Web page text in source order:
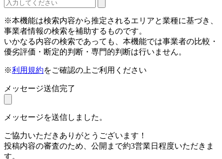
※本機能は検索内容から推定されるエリアと業種に基づき、
事業者情報の検索を補助するものです。
いかなる内容の検索であっても、本機能では事業者の比較・
優劣評価・断定的判断・専門的判断は行いません。
※利用規約をご確認の上ご利用ください
メッセージ送信完了
メッセージを送信しました。
ご協力いただきありがとうございます！
投稿内容の審査のため、公開まで約3営業日程度いただきま
す。